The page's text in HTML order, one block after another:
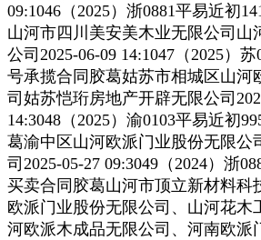
09:1046（2025）浙0881平易近初
山河市四川美安美木业无限公司山
公司2025-06-09 14:1047（2025）
号承揽合同胶葛姑苏市相城区山河
司姑苏恺珩房地产开辟无限公司
14:3048（2025）渝0103平易近初
葛渝中区山河欧派门业股份无限公
司2025-05-27 09:3049（2024）浙
买卖合同胶葛山河市顶立新材料科
欧派门业股份无限公司、山河花木
河欧派木成品无限公司、河南欧派